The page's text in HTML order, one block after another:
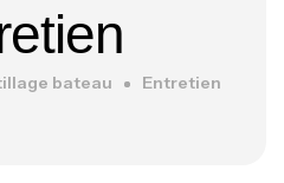
bateau Entretien